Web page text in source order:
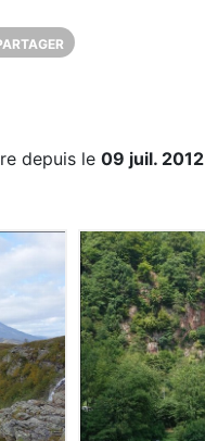
depuis le 09 juil. 2012